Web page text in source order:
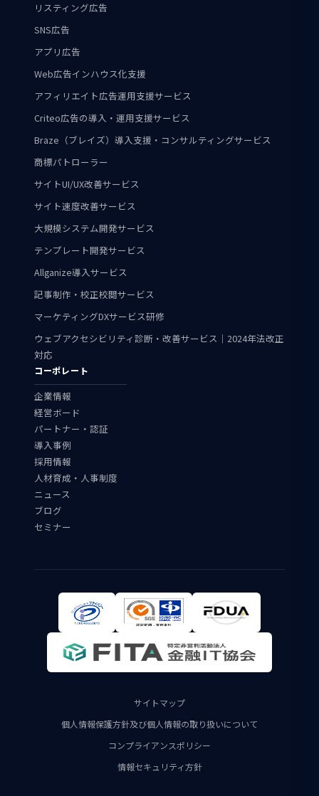
リスティング広告
SNS広告
アプリ広告
Web広告インハウス化支援
アフィリエイト広告運用支援サービス
Criteo広告の導入・運用支援サービス
Braze（ブレイズ）導入支援・コンサルティングサービス
商標パトローラー
サイトUI/UX改善サービス
サイト速度改善サービス
大規模システム開発サービス
テンプレート開発サービス
Allganize導入サービス
記事制作・校正校閲サービス
マーケティングDXサービス研修
ウェブアクセシビリティ診断・改善サービス｜2024年法改正
対応
コーポレート
企業情報
経営ボード
パートナー・認証
導入事例
採用情報
人材育成・人事制度
ニュース
ブログ
セミナー
サイトマップ
個人情報保護方針及び個人情報の取り扱いについて
コンプライアンスポリシー
情報セキュリティ方針